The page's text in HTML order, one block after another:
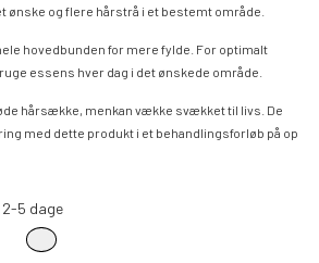
ønske og flere hårstrå i et bestemt område.
hovedbunden for mere fylde. For optimalt
essens hver dag i det ønskede område.
hårsække, menkan vække svækket til livs. De
med dette produkt i et behandlingsforløb på op
2-5 dage